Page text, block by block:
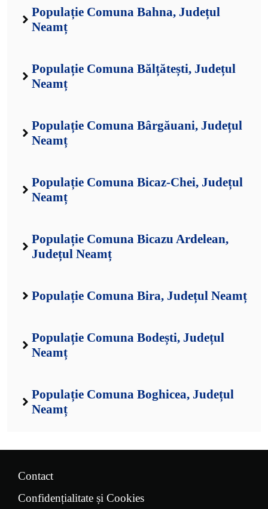
Populație Comuna Bahna, Județul
Neamț
Populație Comuna Bălțătești, Județul
Neamț
Populație Comuna Bârgăuani, Județul
Neamț
Populație Comuna Bicaz-Chei, Județul
Neamț
Populație Comuna Bicazu Ardelean,
Județul Neamț
Populație Comuna Bira, Județul Neamț
Populație Comuna Bodești, Județul
Neamț
Populație Comuna Boghicea, Județul
Neamț
Contact
Confidențialitate și Cookies